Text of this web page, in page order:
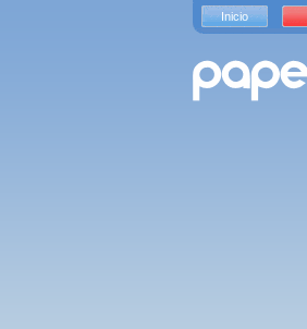
Inicio